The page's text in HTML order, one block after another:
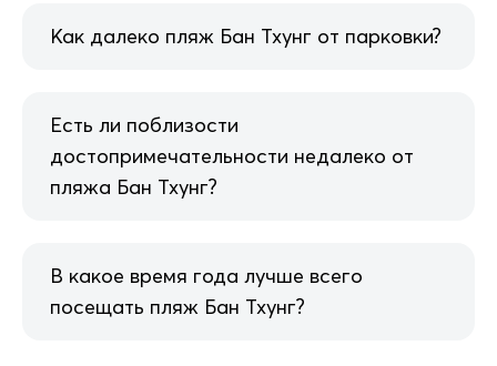
Как далеко пляж Бан Тхунг от парковки?
Есть ли поблизости
достопримечательности недалеко от
пляжа Бан Тхунг?
В какое время года лучше всего
посещать пляж Бан Тхунг?